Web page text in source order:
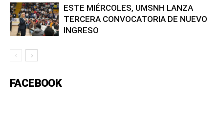
ESTE MIÉRCOLES, UMSNH LANZA
TERCERA CONVOCATORIA DE NUEVO
INGRESO
FACEBOOK